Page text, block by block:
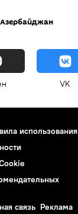
Азербайджан
VK
использования
связь Реклама